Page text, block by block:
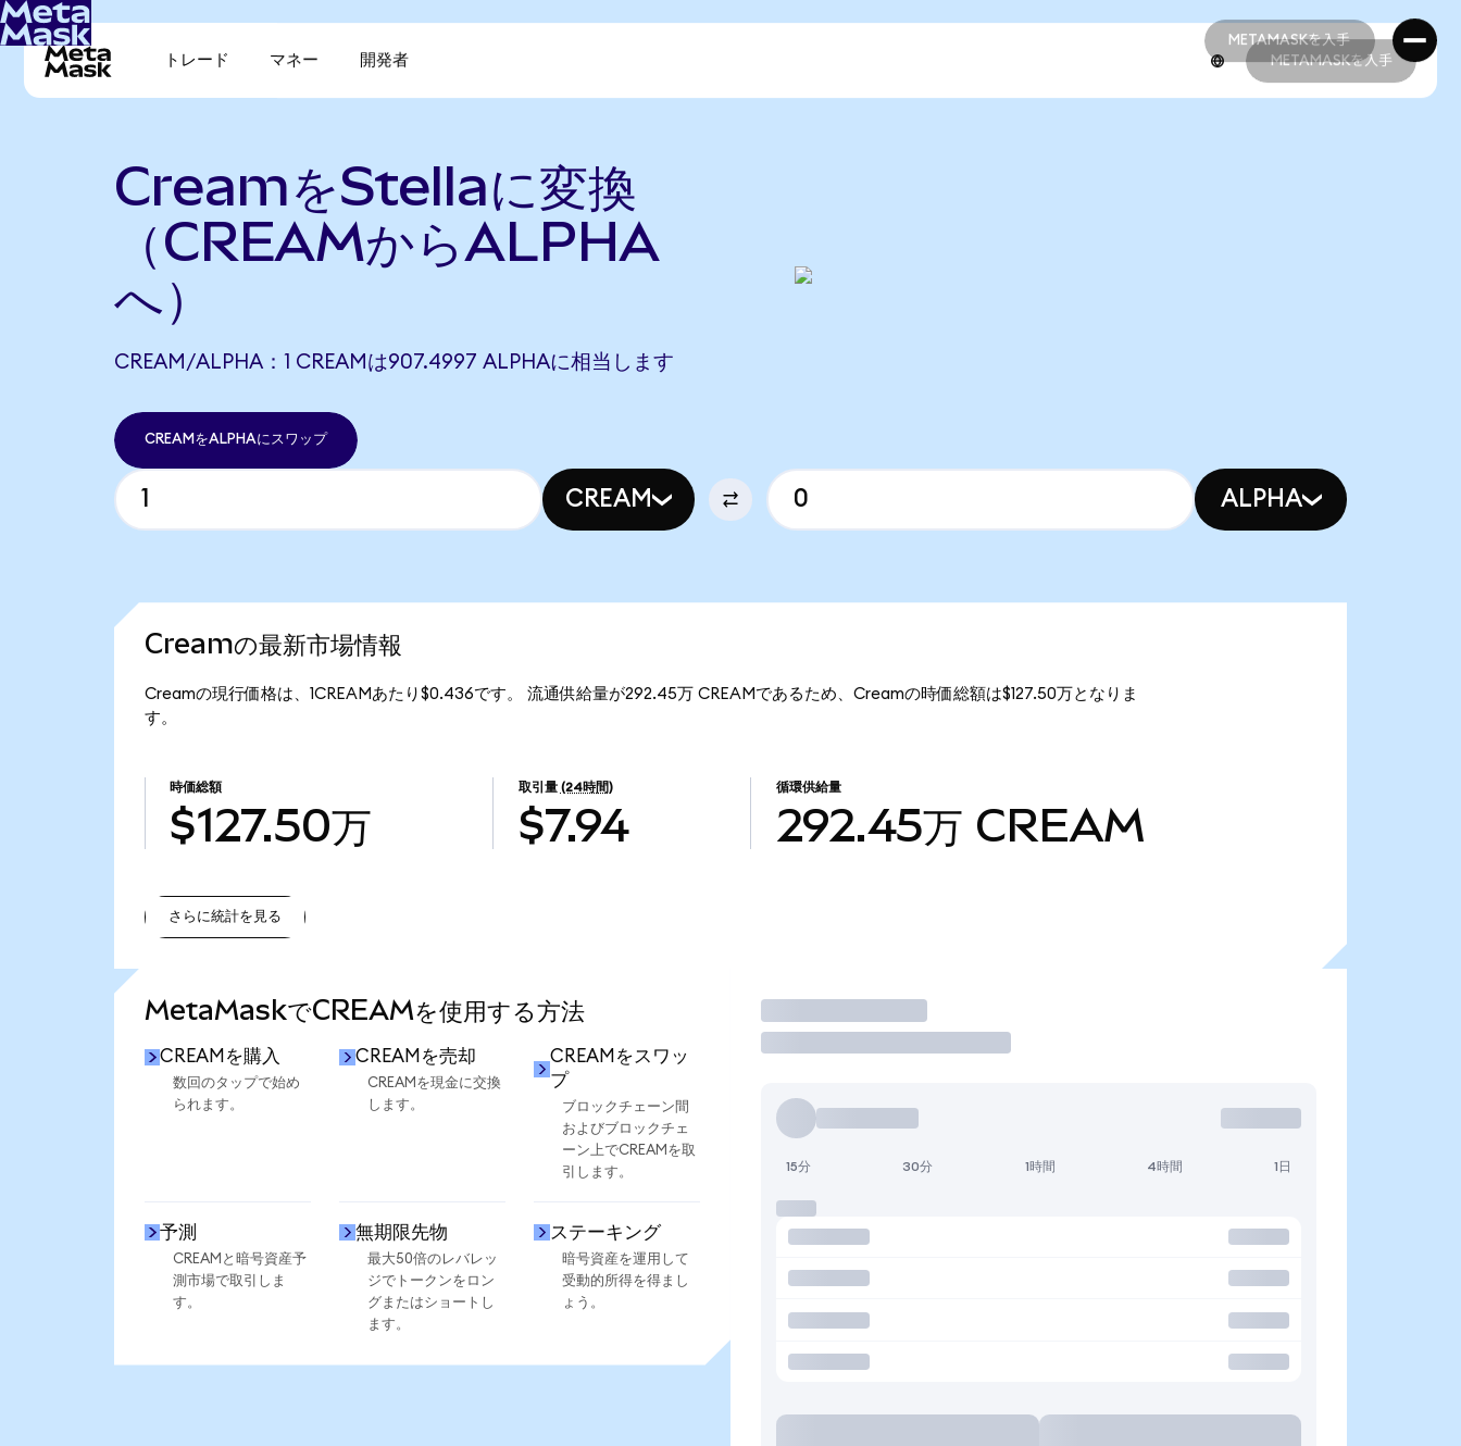
METAMASKを入手
METAMASKを入手
トレード マネー 開発者 METAMASKを入手
CreamをStellaに変換
（CREAMからALPHA
へ）
CREAM/ALPHA：1 CREAMは907.4997 ALPHAに相当します
CREAMをALPHAにスワップ
CREAM ALPHA
Creamの最新市場情報
Creamの現行価格は、1CREAMあたり$0.436です。 流通供給量が292.45万 CREAMであるため、Creamの時価総額は$127.50万となりま
す。
時価総額
$127.50万
取引量 (24時間)
$7.94
循環供給量
292.45万 CREAM
さらに統計を見る
MetaMaskでCREAMを使用する方法
CREAMを購入
数回のタップで始め
られます。
CREAMを売却
CREAMを現金に交換
します。
CREAMをスワッ
プ
ブロックチェーン間
およびブロックチェ
ーン上でCREAMを取
引します。
予測
CREAMと暗号資産予
測市場で取引しま
す。
無期限先物
最大50倍のレバレッ
ジでトークンをロン
グまたはショートし
ます。
ステーキング
暗号資産を運用して
受動的所得を得まし
ょう。
取引
15分 30分 1時間 4時間 1日